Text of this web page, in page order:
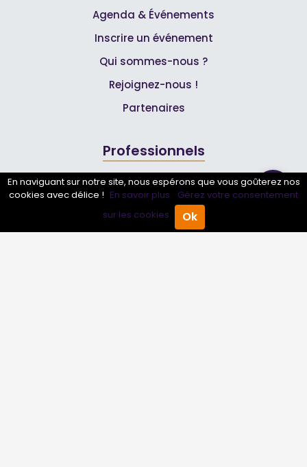
Annuaire Pro Agenda
Agenda & Événements
Inscrire un événement
Qui sommes-nous ?
Rejoignez-nous !
Partenaires
Professionnels
Annuaire pro
Inscrire mon entreprise
Les Abonnements Pros
En naviguant sur notre site, nous espérons que vous goûterez nos
cookies avec délice ! En savoir plus. Gérez votre consentement
sur les cookies.
Ok